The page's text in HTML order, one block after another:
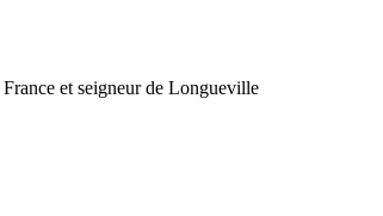
et seigneur de Longueville